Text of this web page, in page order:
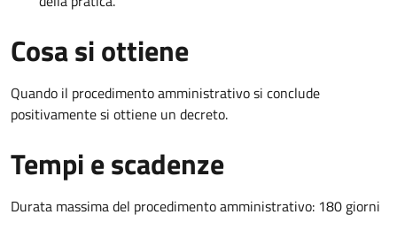
Cosa si ottiene
Quando il procedimento amministrativo si conclude
positivamente si ottiene un decreto.
Tempi e scadenze
Durata massima del procedimento amministrativo: 180 giorni